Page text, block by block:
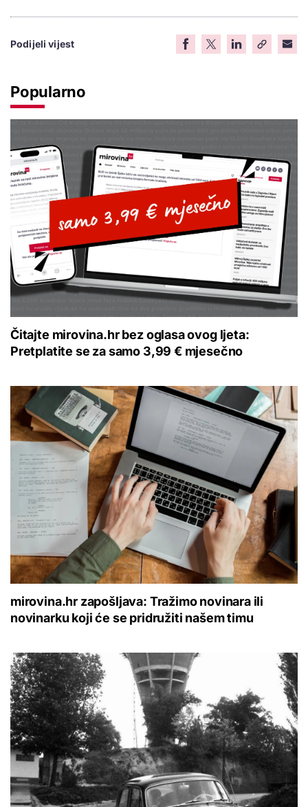
Podijeli vijest
Popularno
Čitajte mirovina.hr bez oglasa ovog ljeta:
Pretplatite se za samo 3,99 € mjesečno
mirovina.hr zapošljava: Tražimo novinara ili
novinarku koji će se pridružiti našem timu